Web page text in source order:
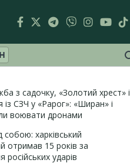
з садочку, «Золотий хрест» і
із СЗЧ у «Рарог»: «Ширан» і
воювати дронами
харківський
отримав 15 років за
російських ударів